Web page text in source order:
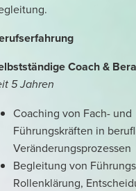
Coach &
5 Jahren
Coaching von Fach- und
Führungskräften in
Veränderungsprozessen
Begleitung von
Rollenklärung,